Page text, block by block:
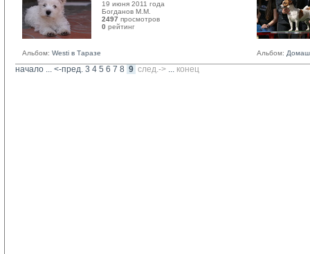
19 июня 2011 года
Богданов М.М.
2497 просмотров
0 рейтинг
Альбом: Westi в Таразе Альбом:
начало ... <-пред. 3 4 5 6 7 8 9 след.-> ... конец